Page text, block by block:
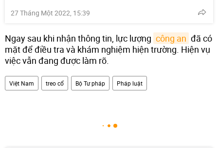
27 Tháng Một 2022, 15:39
Ngay sau khi nhận thông tin, lực lượng công an đã có
mặt để điều tra và khám nghiệm hiện trường. Hiện vụ
việc vẫn đang được làm rõ.
Việt Nam treo cổ Bộ Tư pháp Pháp luật